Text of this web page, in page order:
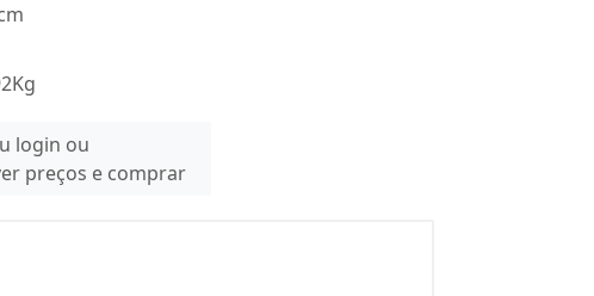
login ou
preços e comprar